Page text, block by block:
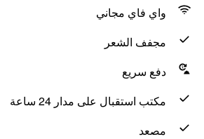
واي فاي مجاني
مجفف الشعر
دفع سريع
مكتب استقبال على مدار 24 ساعة
مصعد